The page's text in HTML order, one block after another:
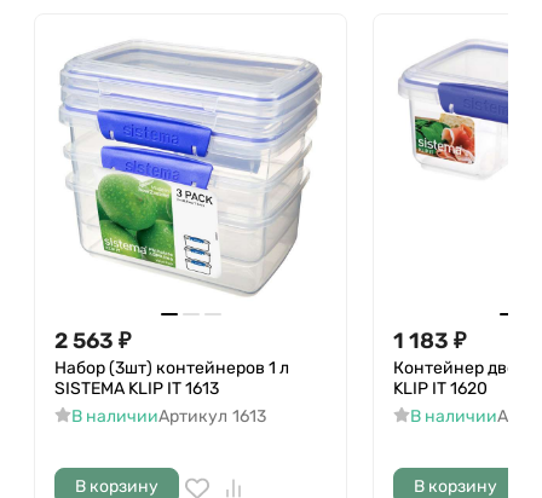
2 563 ₽
Набор (3шт) контейнеров 1 л
SISTEMA KLIP IT 1613
В наличииАртикул 1613
В корзину
1 183 ₽
Контейнер
KLIP IT 1620
В наличии
В корзину